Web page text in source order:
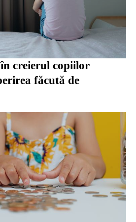
creierul copiilor
făcută de